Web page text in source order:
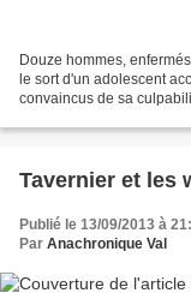
Douze hommes,
le sort d'un adolescent
convaincus de sa
Tavernier et les
Publié le 13/09/2013 à
Par Anachronique Val